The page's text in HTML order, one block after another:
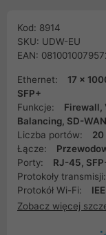
Kod: 8914
SKU: UDW-EU
EAN:
Ethernet:
17 x
SFP+
Funkcje:
Firewall,
Balancing, SD-WAN
Liczba portów:
20
Łącze:
Porty:
RJ-45,
Protokoły transmisji:
Protokół Wi-Fi:
Zobacz więcej